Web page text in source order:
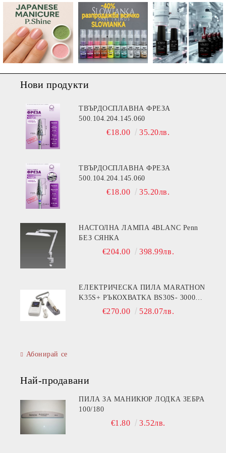
Нови продукти
ТВЪРДОСПЛАВНА ФРЕЗА
500.104.204.145.060
€18.00 35.20лв.
ТВЪРДОСПЛАВНА ФРЕЗА
500.104.204.145.060
€18.00 35.20лв.
НАСТОЛНА ЛАМПА 4BLANC Penn
БЕЗ СЯНКА
€204.00 398.99лв.
ЕЛЕКТРИЧЕСКА ПИЛА MARATHON
K35S+ РЪКОХВАТКА BS30S- 30000
ОБОРОТА€270.00 528.07лв.
Абонирай се
Най-продавани
ПИЛА ЗА МАНИКЮР ЛОДКА ЗЕБРА
100/180
€1.80 3.52лв.